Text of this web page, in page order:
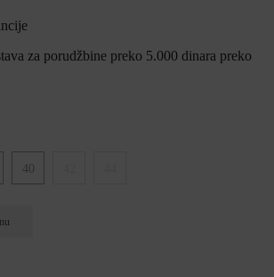
za porudžbine preko 5.000 dinara preko
40